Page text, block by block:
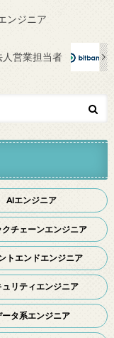
ンジニア
人営業担当者
AIエンジニア
クチェーンエンジニア
トエンドエンジニア
ュリティエンジニア
ータ系エンジニア